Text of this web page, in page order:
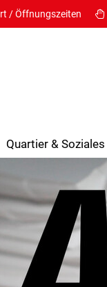
/ Öffnungszeiten
Quartier & Soziales